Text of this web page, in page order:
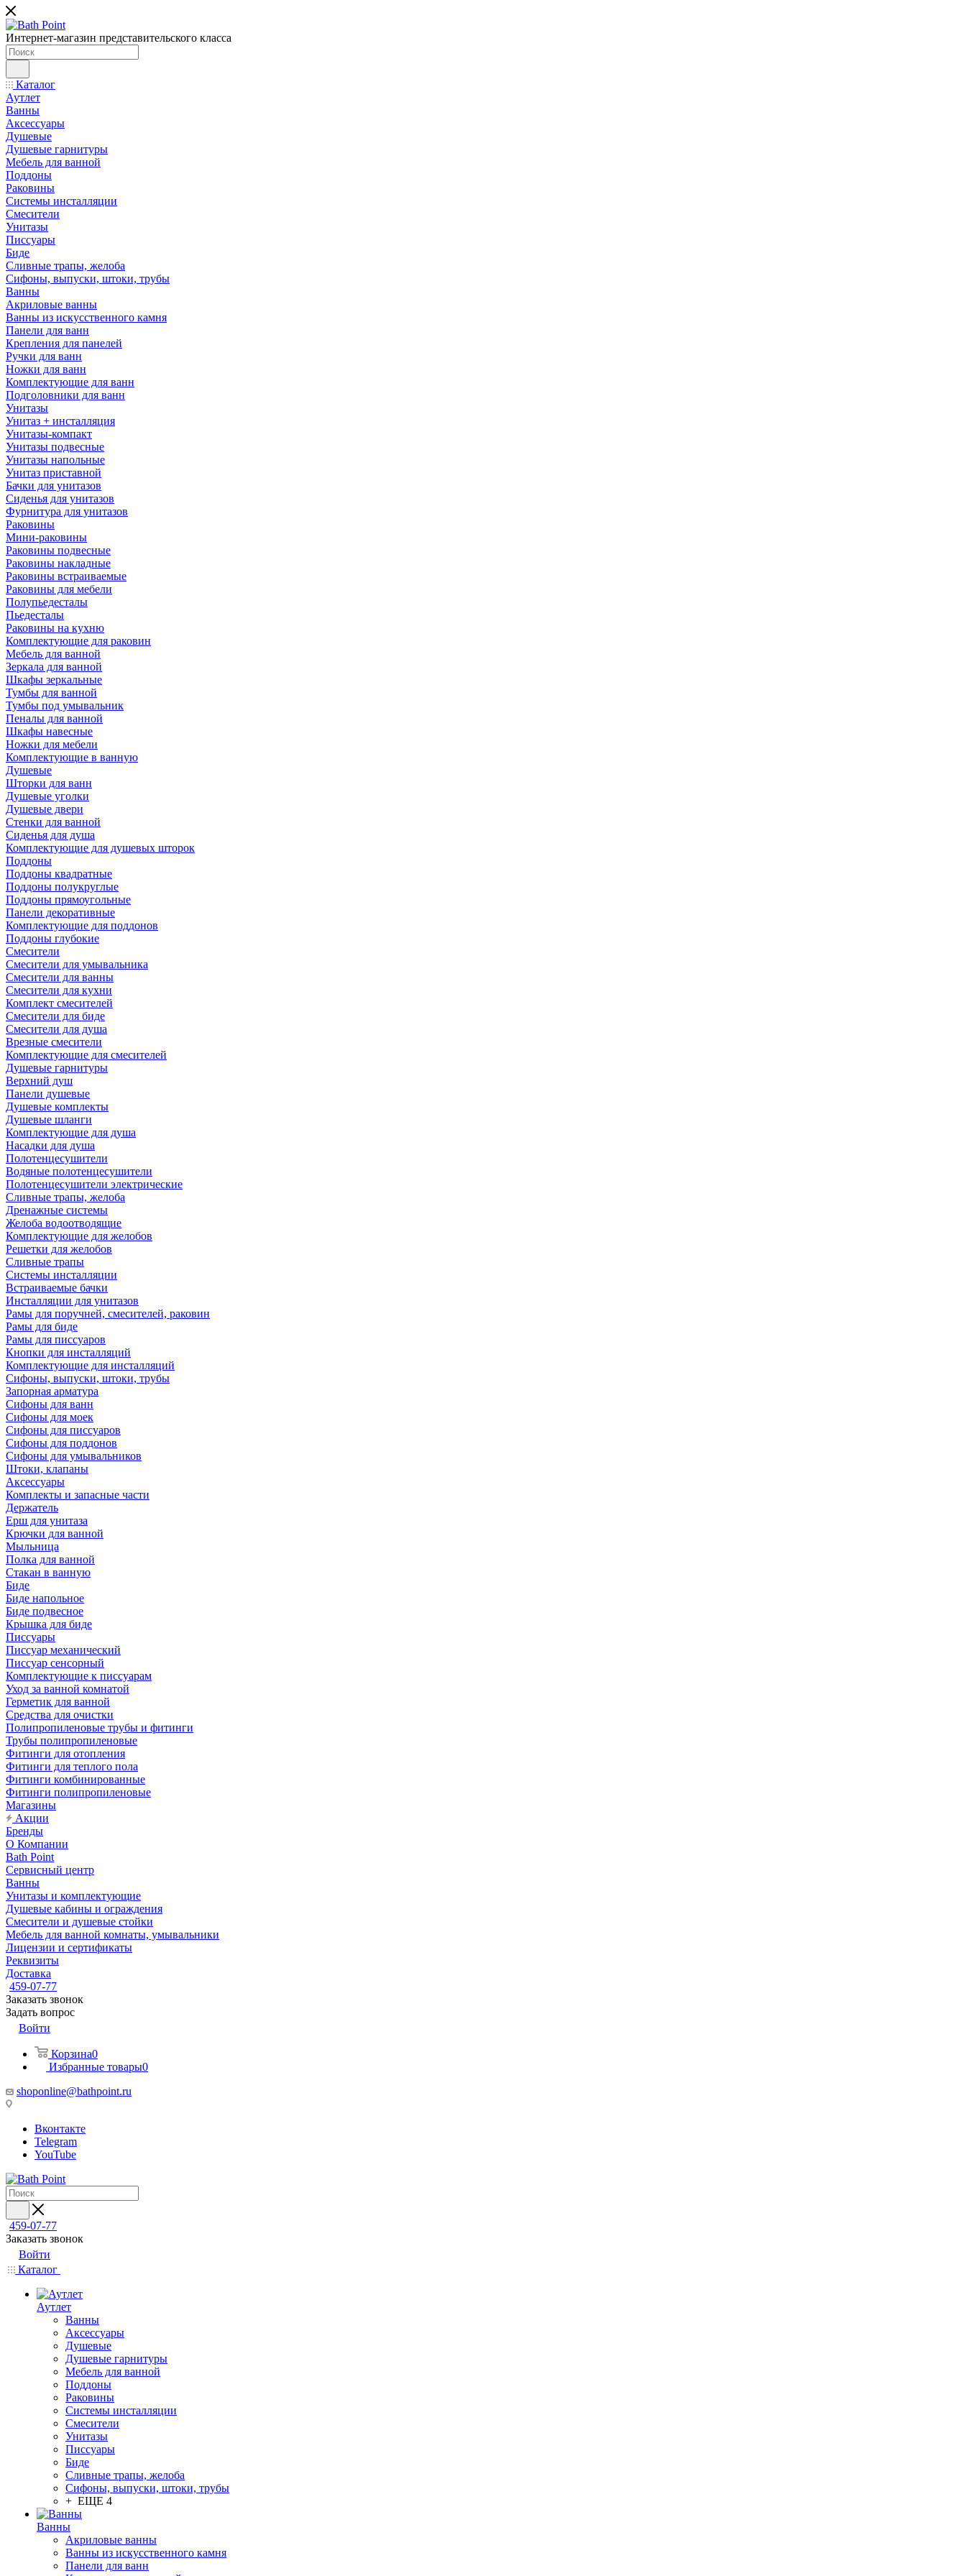
Интернет-магазин представительского класса
Каталог
Аутлет
Ванны
Аксессуары
Душевые
Душевые гарнитуры
Мебель для ванной
Поддоны
Раковины
Системы инсталляции
Смесители
Унитазы
Писсуары
Биде
Сливные трапы, желоба
Сифоны, выпуски, штоки, трубы
Ванны
Акриловые ванны
Ванны из искусственного камня
Панели для ванн
Крепления для панелей
Ручки для ванн
Ножки для ванн
Комплектующие для ванн
Подголовники для ванн
Унитазы
Унитаз + инсталляция
Унитазы-компакт
Унитазы подвесные
Унитазы напольные
Унитаз приставной
Бачки для унитазов
Сиденья для унитазов
Фурнитура для унитазов
Раковины
Мини-раковины
Раковины подвесные
Раковины накладные
Раковины встраиваемые
Раковины для мебели
Полупьедесталы
Пьедесталы
Раковины на кухню
Комплектующие для раковин
Мебель для ванной
Зеркала для ванной
Шкафы зеркальные
Тумбы для ванной
Тумбы под умывальник
Пеналы для ванной
Шкафы навесные
Ножки для мебели
Комплектующие в ванную
Душевые
Шторки для ванн
Душевые уголки
Душевые двери
Стенки для ванной
Сиденья для душа
Комплектующие для душевых шторок
Поддоны
Поддоны квадратные
Поддоны полукруглые
Поддоны прямоугольные
Панели декоративные
Комплектующие для поддонов
Поддоны глубокие
Смесители
Смесители для умывальника
Смесители для ванны
Смесители для кухни
Комплект смесителей
Смесители для биде
Смесители для душа
Врезные смесители
Комплектующие для смесителей
Душевые гарнитуры
Верхний душ
Панели душевые
Душевые комплекты
Душевые шланги
Комплектующие для душа
Насадки для душа
Полотенцесушители
Водяные полотенцесушители
Полотенцесушители электрические
Сливные трапы, желоба
Дренажные системы
Желоба водоотводящие
Комплектующие для желобов
Решетки для желобов
Сливные трапы
Системы инсталляции
Встраиваемые бачки
Инсталляции для унитазов
Рамы для поручней, смесителей, раковин
Рамы для биде
Рамы для писсуаров
Кнопки для инсталляций
Комплектующие для инсталляций
Сифоны, выпуски, штоки, трубы
Запорная арматура
Сифоны для ванн
Сифоны для моек
Сифоны для писсуаров
Сифоны для поддонов
Сифоны для умывальников
Штоки, клапаны
Аксессуары
Комплекты и запасные части
Держатель
Ерш для унитаза
Крючки для ванной
Мыльница
Полка для ванной
Стакан в ванную
Биде
Биде напольное
Биде подвесное
Крышка для биде
Писсуары
Писсуар механический
Писсуар сенсорный
Комплектующие к писсуарам
Уход за ванной комнатой
Герметик для ванной
Средства для очистки
Полипропиленовые трубы и фитинги
Трубы полипропиленовые
Фитинги для отопления
Фитинги для теплого пола
Фитинги комбинированные
Фитинги полипропиленовые
Магазины
Акции
Бренды
О Компании
Bath Point
Сервисный центр
Ванны
Унитазы и комплектующие
Душевые кабины и ограждения
Смесители и душевые стойки
Мебель для ванной комнаты, умывальники
Лицензии и сертификаты
Реквизиты
Доставка
459-07-77
Заказать звонок
Задать вопрос
Войти
Корзина0
Избранные товары0
shoponline@bathpoint.ru
Вконтакте
Telegram
YouTube
459-07-77
Заказать звонок
Войти
Каталог
Аутлет
Ванны
Аксессуары
Душевые
Душевые гарнитуры
Мебель для ванной
Поддоны
Раковины
Системы инсталляции
Смесители
Унитазы
Писсуары
Биде
Сливные трапы, желоба
Сифоны, выпуски, штоки, трубы
+ ЕЩЕ 4
Ванны
Акриловые ванны
Ванны из искусственного камня
Панели для ванн